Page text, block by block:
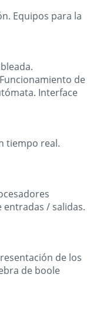
Equipos para la
de
Interface
tiempo real.
/ salidas.
de los
de boole